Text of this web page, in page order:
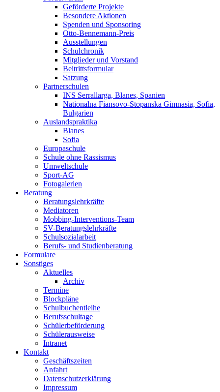
Geförderte Projekte
Besondere Aktionen
Spenden und Sponsoring
Otto-Bennemann-Preis
Ausstellungen
Schulchronik
Mitglieder und Vorstand
Beitrittsformular
Satzung
Partnerschulen
INS Serrallarga, Blanes, Spanien
Nationalna Fiansovo-Stopanska Gimnasia, Sofia,
Bulgarien
Auslandspraktika
Blanes
Sofia
Europaschule
Schule ohne Rassismus
Umweltschule
Sport-AG
Fotogalerien
Beratung
Beratungslehrkräfte
Mediatoren
Mobbing-Interventions-Team
SV-Beratungslehrkräfte
Schulsozialarbeit
Berufs- und Studienberatung
Formulare
Sonstiges
Aktuelles
Archiv
Termine
Blockpläne
Schulbuchentleihe
Berufsschultage
Schülerbeförderung
Schülerausweise
Intranet
Kontakt
Geschäftszeiten
Anfahrt
Datenschutzerklärung
Impressum